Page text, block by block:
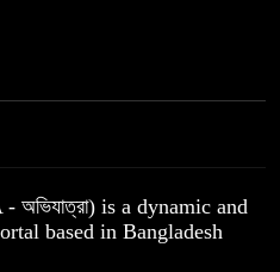
is a dynamic and
based in Bangladesh